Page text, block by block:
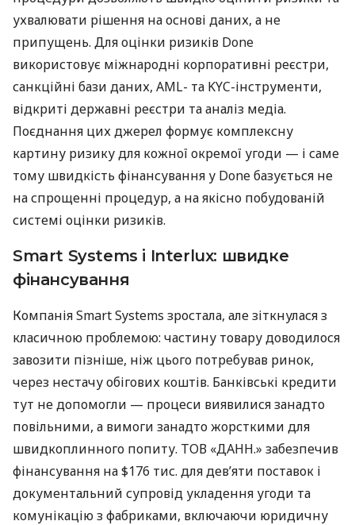
ухвалювати рішення на основі даних, а не
припущень. Для оцінки ризиків Done
використовує міжнародні корпоративні реєстри,
санкційні бази даних, AML- та KYC-інструменти,
відкриті державні реєстри та аналіз медіа.
Поєднання цих джерел формує комплексну
картину ризику для кожної окремої угоди — і саме
тому швидкість фінансування у Done базується не
на спрощенні процедур, а на якісно побудованій
системі оцінки ризиків.
Smart Systems і Interlux: швидке
фінансування
Компанія Smart Systems зростала, але зіткнулася з
класичною проблемою: частину товару доводилося
завозити пізніше, ніж цього потребував ринок,
через нестачу обігових коштів. Банківські кредити
тут не допомогли — процеси виявилися занадто
повільними, а вимоги занадто жорсткими для
швидкоплинного попиту. ТОВ «ДАНН.» забезпечив
фінансування на $176 тис. для дев’яти поставок і
документальний супровід укладення угоди та
комунікацію з фабриками, включаючи юридичну